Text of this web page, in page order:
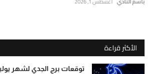
الأكثر قراءة